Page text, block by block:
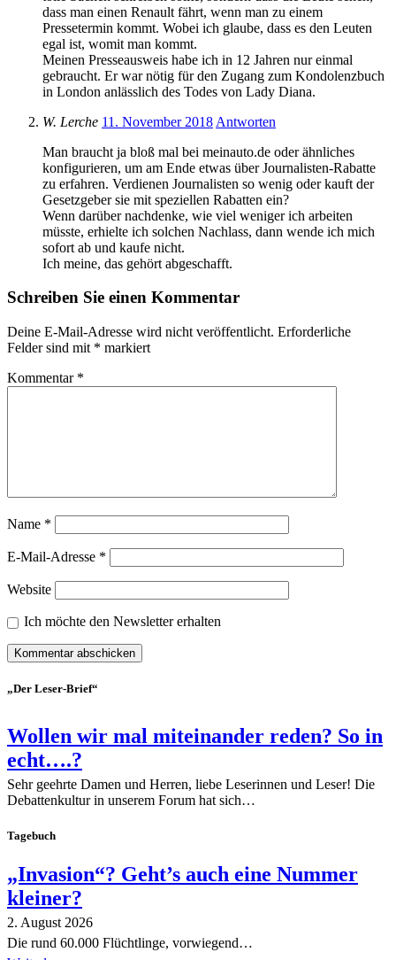
dass man einen Renault fährt, wenn man zu einem
Pressetermin kommt. Wobei ich glaube, dass es den Leuten
egal ist, womit man kommt.
Meinen Presseausweis habe ich in 12 Jahren nur einmal
gebraucht. Er war nötig für den Zugang zum Kondolenzbuch
in London anlässlich des Todes von Lady Diana.
W. Lerche 11. November 2018 Antworten
Man braucht ja bloß mal bei meinauto.de oder ähnliches
konfigurieren, um am Ende etwas über Journalisten-Rabatte
zu erfahren. Verdienen Journalisten so wenig oder kauft der
Gesetzgeber sie mit speziellen Rabatten ein?
Wenn darüber nachdenke, wie viel weniger ich arbeiten
müsste, erhielte ich solchen Nachlass, dann wende ich mich
sofort ab und kaufe nicht.
Ich meine, das gehört abgeschafft.
Schreiben Sie einen Kommentar
Deine E-Mail-Adresse wird nicht veröffentlicht. Erforderliche
Felder sind mit * markiert
Kommentar *
Name *
E-Mail-Adresse *
Website
Ich möchte den Newsletter erhalten
„Der Leser-Brief“
Wollen wir mal miteinander reden? So in
echt….?
Sehr geehrte Damen und Herren, liebe Leserinnen und Leser! Die
Debattenkultur in unserem Forum hat sich…
Tagebuch
„Invasion“? Geht’s auch eine Nummer
kleiner?
2. August 2026
Die rund 60.000 Flüchtlinge, vorwiegend…